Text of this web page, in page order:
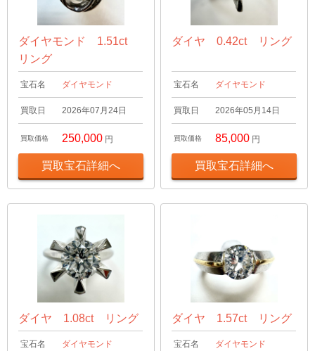
ダイヤモンド 1.51ct
リング
宝石名 ダイヤモンド
買取日 2026年07月24日
買取価格 250,000 円
買取宝石詳細へ
ダイヤ 0.42ct リング
宝石名 ダイヤモンド
買取日 2026年05月14日
買取価格 85,000 円
買取宝石詳細へ
ダイヤ 1.08ct リング
宝石名 ダイヤモンド
ダイヤ 1.57ct リング
宝石名 ダイヤモンド